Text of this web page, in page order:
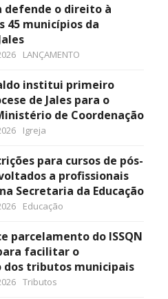
defende o direito à
45 municípios da
LANÇAMENTO
institui primeiro
de Jales para o
de Coordenação
Igreja
para cursos de pós-
a profissionais
Secretaria da Educação
Educação
parcelamento do ISSQN
facilitar o
dos tributos municipais
Tributos